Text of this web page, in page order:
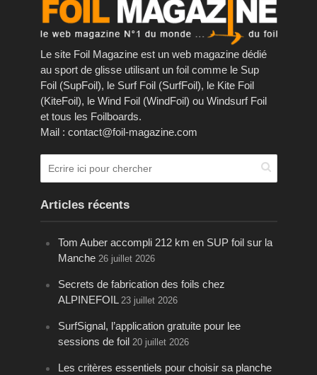
Le site Foil Magazine est un web magazine dédié
au sport de glisse utilisant un foil comme le Sup
Foil (SupFoil), le Surf Foil (SurfFoil), le Kite Foil
(KiteFoil), le Wind Foil (WindFoil) ou Windsurf Foil
et tous les Foilboards.
Mail : contact@foil-magazine.com
Articles récents
Tom Auber accompli 212 km en SUP foil sur la
Manche 26 juillet 2026
Secrets de fabrication des foils chez
ALPINEFOIL 23 juillet 2026
SurfSignal, l’application gratuite pour lee
sessions de foil 20 juillet 2026
Les critères essentiels pour choisir sa planche